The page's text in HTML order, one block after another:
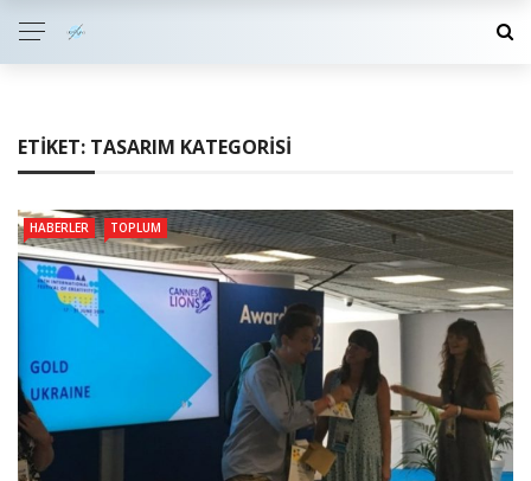
ETIKET: TASARIM KATEGORISI
HABERLER TOPLUM